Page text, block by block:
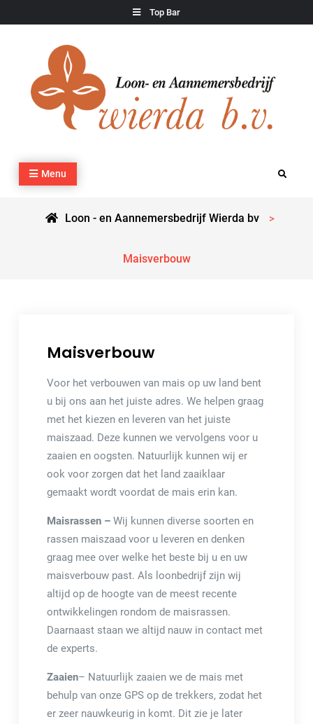
to
Top Bar
Loon – en Aannemersbedrijf Wierda bv
Kraan- en machineverhuur, agrarisch werk, grondverzet,
cultuurtechnisch werk en transport
Menu Search
Loon - en Aannemersbedrijf Wierda bv >
Maisverbouw
Maisverbouw
Voor het verbouwen van mais op uw land bent
u bij ons aan het juiste adres. We helpen graag
met het kiezen en leveren van het juiste
maiszaad. Deze kunnen we vervolgens voor u
zaaien en oogsten. Natuurlijk kunnen wij er
ook voor zorgen dat het land zaaiklaar
gemaakt wordt voordat de mais erin kan.
Maisrassen – Wij kunnen diverse soorten en
rassen maiszaad voor u leveren en denken
graag mee over welke het beste bij u en uw
maisverbouw past. Als loonbedrijf zijn wij
altijd op de hoogte van de meest recente
ontwikkelingen rondom de maisrassen.
Daarnaast staan we altijd nauw in contact met
de experts.
Zaaien– Natuurlijk zaaien we de mais met
behulp van onze GPS op de trekkers, zodat het
er zeer nauwkeurig in komt. Dit zie je later